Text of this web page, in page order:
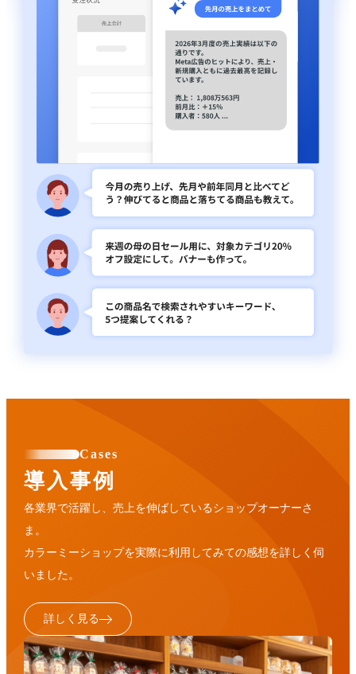
Cases
導入事例
各業界で活躍し、売上を伸ばしているショップオーナーさ
ま。
カラーミーショップを実際に利用してみての感想を詳しく伺
いました。
詳しく見る